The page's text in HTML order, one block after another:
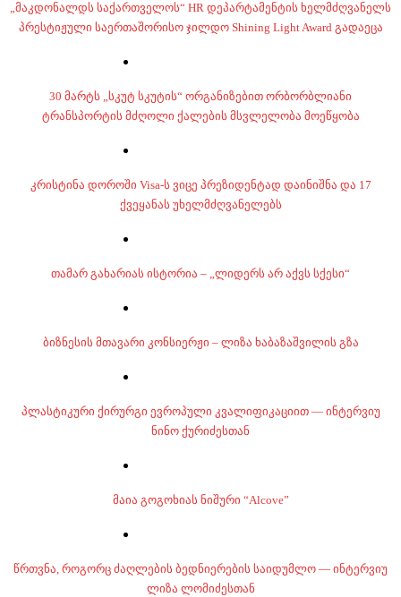
„მაკდონალდს საქართველოს“ HR დეპარტამენტის ხელმძღვანელს
პრესტიჟული საერთაშორისო ჯილდო Shining Light Award გადაეცა
30 მარტს „სკუტ სკუტის“ ორგანიზებით ორბორბლიანი
ტრანსპორტის მძღოლი ქალების მსვლელობა მოეწყობა
კრისტინა დოროში Visa-ს ვიცე პრეზიდენტად დაინიშნა და 17
ქვეყანას უხელმძღვანელებს
თამარ გახარიას ისტორია – „ლიდერს არ აქვს სქესი“
ბიზნესის მთავარი კონსიერჟი – ლიზა ხაბაზაშვილის გზა
პლასტიკური ქირურგი ევროპული კვალიფიკაციით — ინტერვიუ
ნინო ქურიძესთან
მაია გოგოხიას ნიშური “Alcove”
წრთვნა, როგორც ძაღლების ბედნიერების საიდუმლო — ინტერვიუ
ლიზა ლომიძესთან